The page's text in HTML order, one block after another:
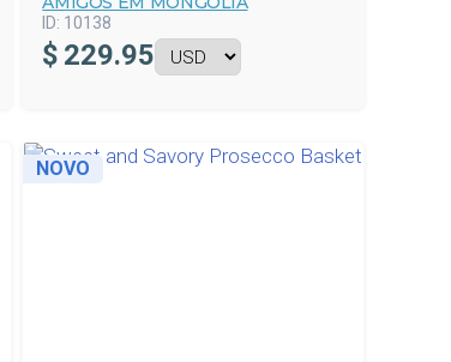
ID: 10138
$ 229.95
NOVO